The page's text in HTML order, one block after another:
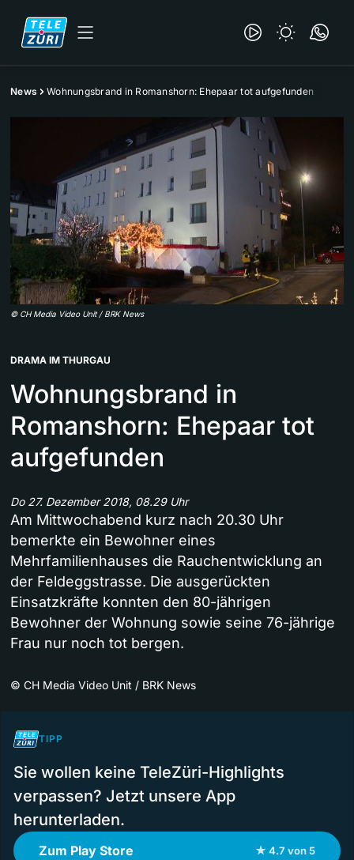
News Wohnungsbrand in Romanshorn: Ehepaar tot aufgefunden
© CH Media Video Unit / BRK News
DRAMA IM THURGAU
Wohnungsbrand in
Romanshorn: Ehepaar tot
aufgefunden
Do 27. Dezember 2018, 08.29 Uhr
Am Mittwochabend kurz nach 20.30 Uhr
bemerkte ein Bewohner eines
Mehrfamilienhauses die Rauchentwicklung an
der Feldeggstrasse. Die ausgerückten
Einsatzkräfte konnten den 80-jährigen
Bewohner der Wohnung sowie seine 76-jährige
Frau nur noch tot bergen.
© CH Media Video Unit / BRK News
TIPP
Sie wollen keine TeleZüri-Highlights
verpassen? Jetzt unsere App
herunterladen.
Zum Play Store ★ 4.7 von 5